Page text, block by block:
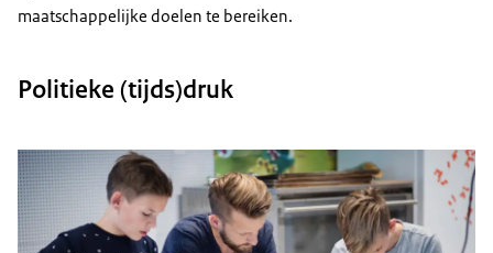
maatschappelijke doelen te bereiken.
Politieke (tijds)druk